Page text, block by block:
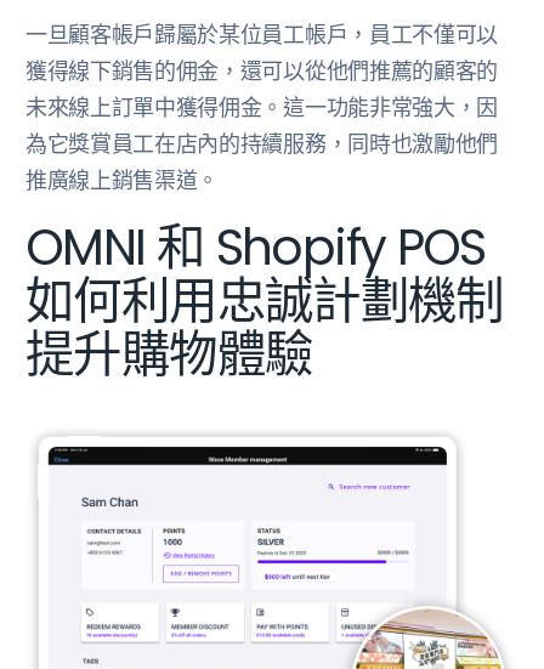
一旦顧客帳戶歸屬於某位員工帳戶，員工不僅可以
獲得線下銷售的佣金，還可以從他們推薦的顧客的
未來線上訂單中獲得佣金。這一功能非常強大，因
為它獎賞員工在店內的持續服務，同時也激勵他們
推廣線上銷售渠道。
OMNI 和 Shopify POS
如何利用忠誠計劃機制
提升購物體驗